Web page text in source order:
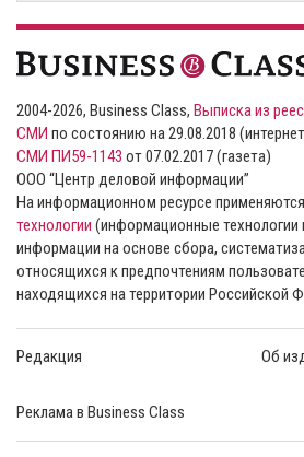
2004-2026, Business Class, Выписка из
СМИ по состоянию на 29.08.2018
СМИ ПИ59-1143 от 07.02.2017 (газета)
ООО “Центр деловой информации”
На информационном ресурсе применяются
технологии (информационные технологии
информации на основе сбора,
относящихся к предпочтениям
находящихся на территории Российской
Редакция Об
Реклама в Business Class